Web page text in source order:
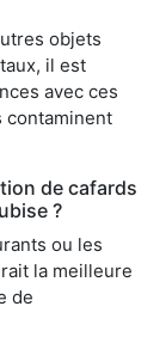
objets
il est
avec ces
contaminent
de cafards
?
ou les
la meilleure
de